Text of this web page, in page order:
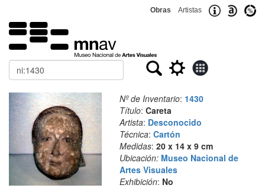
Obras Artistas
Buscar
Nº de Inventario: 1430
Título: Careta
Artista: Desconocido
Técnica: Cartón
Medidas: 20 x 14 x 9 cm
Ubicación: Museo Nacional de
Artes Visuales
Exhibición: No